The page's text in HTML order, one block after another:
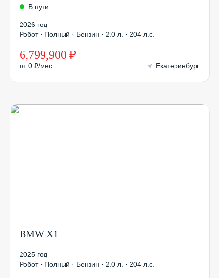
В пути
2026 год
Робот · Полный · Бензин · 2.0 л. · 204 л.с.
6,799,900 ₽
от 0 ₽/мес Екатеринбург
BMW X1
2025 год
Робот · Полный · Бензин · 2.0 л. · 204 л.с.